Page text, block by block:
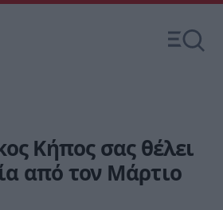
Κήπος σας θέλει
από τον Μάρτιο